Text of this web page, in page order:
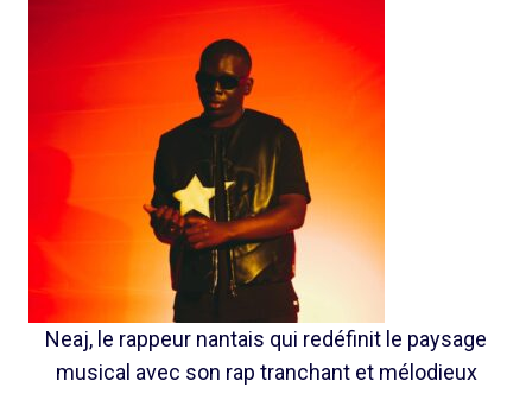
Neaj, le rappeur nantais qui redéfinit le paysage
musical avec son rap tranchant et mélodieux